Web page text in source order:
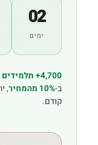
02
ימים
4,700+ תלמידים
ב-10% מהמחיר
קודם.